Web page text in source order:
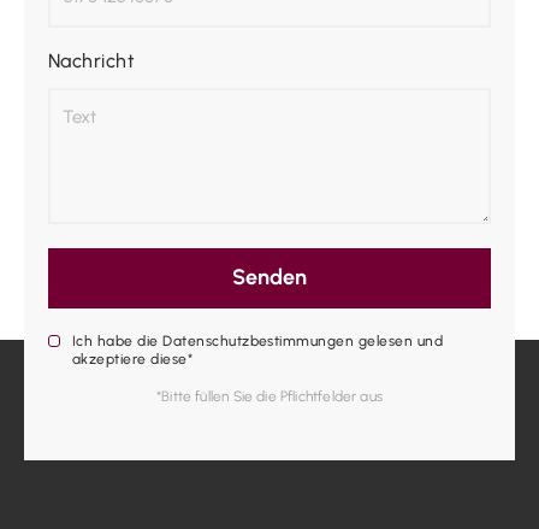
Nachricht
Ich habe die Datenschutzbestimmungen gelesen und
akzeptiere diese*
*Bitte füllen Sie die Pflichtfelder aus
Senden